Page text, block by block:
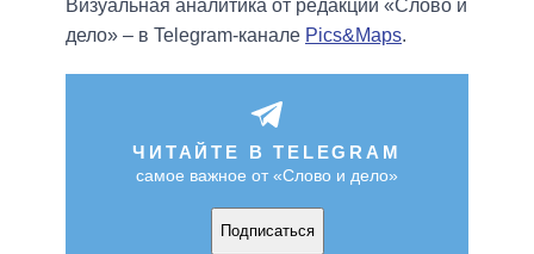
Визуальная аналитика от редакции «Слово и
дело» – в Telegram-канале Pics&Maps.
ЧИТАЙТЕ В TELEGRAM
самое важное от «Слово и дело»
Подписаться